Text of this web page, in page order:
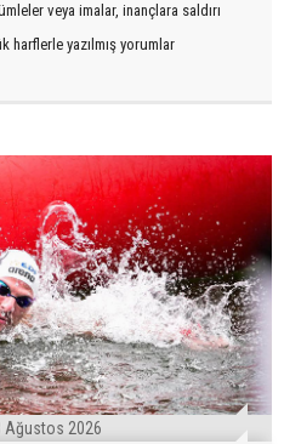
veya imalar, inançlara saldırı
harflerle yazılmış yorumlar
Ağustos 2026